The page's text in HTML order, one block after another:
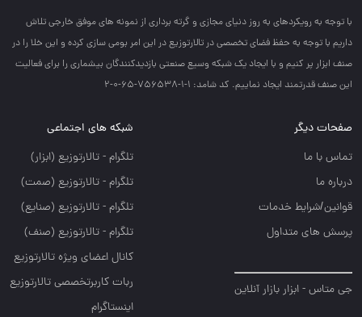
با توجه به رويكردهاي به روز دنياي مجازي و گرته برداري از نمونه هاي موفق خارجي تلاش
داريم با توجه به حفظ فضاي تخصصي در تالارتوزيع در اين امر بومي سازي كرده و اين خلا را در
صنف ابزار پر كنيم و با ايجاد يك شبكه وسيع صنعتي بازديدكنندگان بيشماري را براي فعاليت
اين صنف قدرتمند ايجاد نماييم. کد شامد: 1-1-756538-65-0-2
صفحات دیگر
تماس با ما
درباره ما
قوانین/شرایط خدمات
پرسش های متداول
جی متاس - ابزار بازار آنلاین
شبکه های اجتماعی
تلگرام - تالارتوزيع (ابزار)
تلگرام - تالارتوزيع (صمت)
تلگرام - تالارتوزيع (صنايع)
تلگرام - تالارتوزیع (صنف)
کانال اعضای ویژه تالارتوزیع
ربات کاربرتخصصی تالارتوزیع
اینستاگرام